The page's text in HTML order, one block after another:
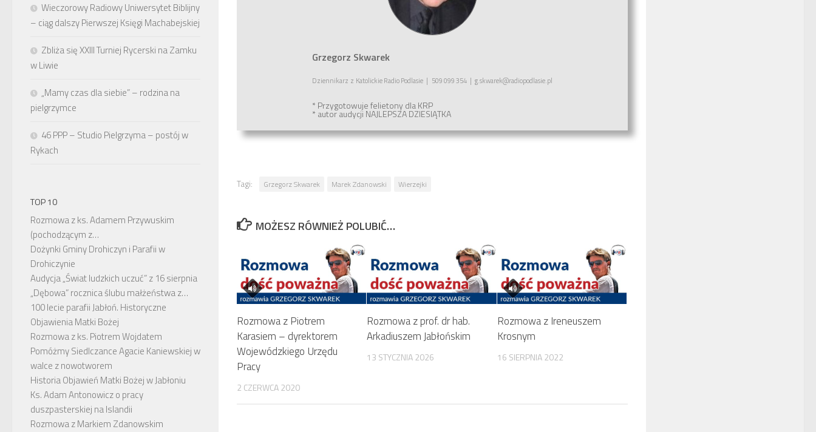
Grzegorz Skwarek
Dziennikarz z Katolickie Radio Podlasie | 509 099 354 | g.skwarek@radiopodlasie.pl
* Przygotowuje felietony dla KRP
* autor audycji NAJLEPSZA DZIESIĄTKA
Tagi: Grzegorz Skwarek Marek Zdanowski Wierzejki
MOŻESZ RÓWNIEŻ POLUBIĆ…
Rozmowa z Piotrem
Karasiem – dyrektorem
Wojewódzkiego Urzędu
Pracy
2 CZERWCA 2020
Rozmowa z prof. dr hab.
Arkadiuszem Jabłońskim
13 STYCZNIA 2026
Rozmowa z Ireneuszem
Krosnym
16 SIERPNIA 2022
Wieczorowy Radiowy Uniwersytet Biblijny
– ciąg dalszy Pierwszej Księgi Machabejskiej
Zbliża się XXIII Turniej Rycerski na Zamku
w Liwie
„Mamy czas dla siebie” – rodzina na
pielgrzymce
46 PPP – Studio Pielgrzyma – postój w
Rykach
TOP 10
Rozmowa z ks. Adamem Przywuskim
(pochodzącym z…
Dożynki Gminy Drohiczyn i Parafii w
Drohiczynie
Audycja „Świat ludzkich uczuć” z 16 sierpnia
„Dębowa” rocznica ślubu małżeństwa z…
100 lecie parafii Jabłoń. Historyczne
Objawienia Matki Bożej
Rozmowa z ks. Piotrem Wojdatem
Pomóżmy Siedlczance Agacie Kaniewskiej w
walce z nowotworem
Historia Objawień Matki Bożej w Jabłoniu
Ks. Adam Antonowicz o pracy
duszpasterskiej na Islandii
Rozmowa z Markiem Zdanowskim